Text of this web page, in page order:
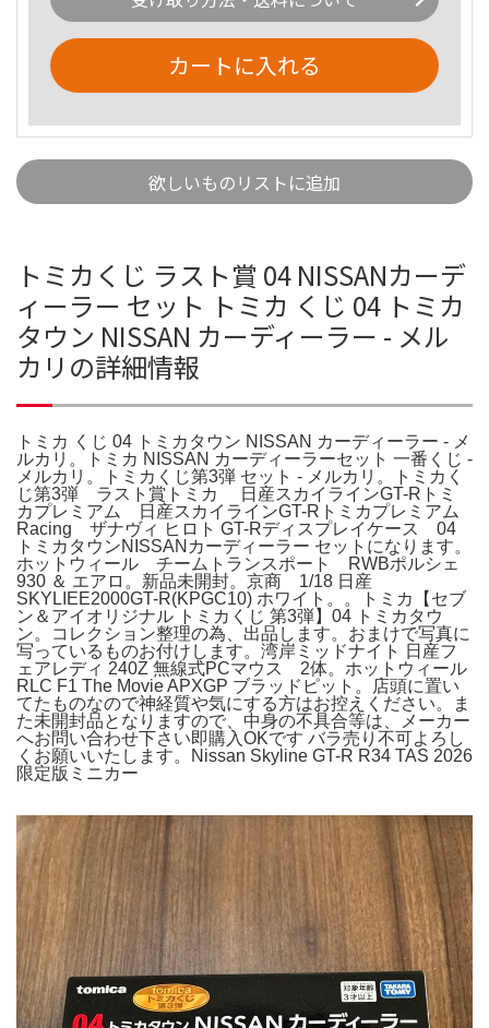
カートに入れる
欲しいものリストに追加
トミカくじ ラスト賞 04 NISSANカーデ
ィーラー セット トミカ くじ 04 トミカ
タウン NISSAN カーディーラー - メル
カリの詳細情報
トミカ くじ 04 トミカタウン NISSAN カーディーラー - メ
ルカリ。トミカ NISSAN カーディーラーセット 一番くじ -
メルカリ。トミカくじ第3弾 セット - メルカリ。トミカく
じ第3弾 ラスト賞トミカ 日産スカイラインGT-Rトミ
カプレミアム 日産スカイラインGT-Rトミカプレミアム
Racing ザナヴィ ヒロト GT-Rディスプレイケース 04
トミカタウンNISSANカーディーラー セットになります。
ホットウィール チームトランスポート RWBポルシェ
930 ＆ エアロ。新品未開封。京商 1/18 日産
SKYLIEE2000GT-R(KPGC10) ホワイト。。トミカ【セブ
ン＆アイオリジナル トミカくじ 第3弾】04 トミカタウ
ン。コレクション整理の為、出品します。おまけで写真に
写っているものお付けします。湾岸ミッドナイト 日産フ
ェアレディ 240Z 無線式PCマウス 2体。ホットウィール
RLC F1 The Movie APXGP ブラッドピット。店頭に置い
てたものなので神経質や気にする方はお控えください。ま
た未開封品となりますので、中身の不具合等は、メーカー
へお問い合わせ下さい即購入OKです バラ売り不可よろし
くお願いいたします。Nissan Skyline GT-R R34 TAS 2026
限定版ミニカー